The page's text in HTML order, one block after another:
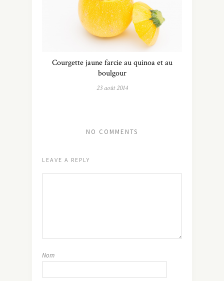
Courgette jaune farcie au quinoa et au
boulgour
23 août 2014
NO COMMENTS
LEAVE A REPLY
Nom